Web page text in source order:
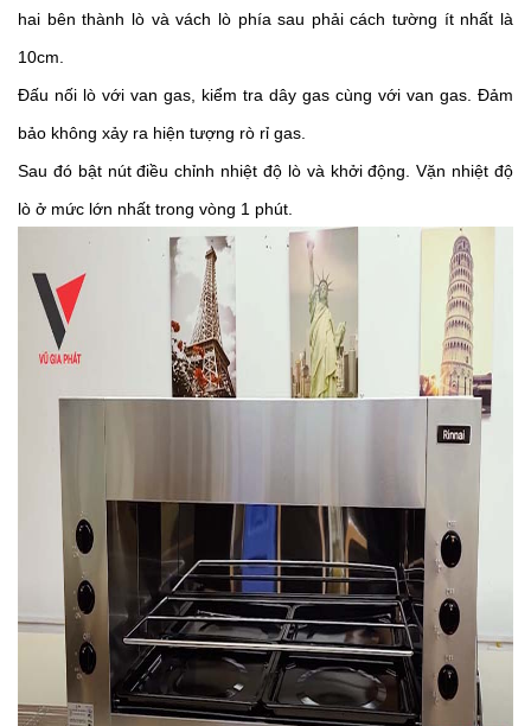
hai bên thành lò và vách lò phía sau phải cách tường ít nhất là
10cm.
Đấu nối lò với van gas, kiểm tra dây gas cùng với van gas. Đảm
bảo không xảy ra hiện tượng rò rỉ gas.
Sau đó bật nút điều chỉnh nhiệt độ lò và khởi động. Vặn nhiệt độ
lò ở mức lớn nhất trong vòng 1 phút.